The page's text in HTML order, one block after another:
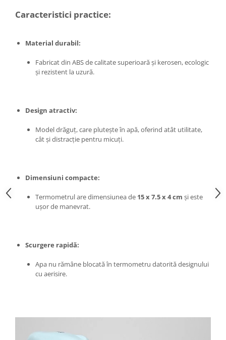
Aparate de spalat cu presiune
Articole si accesorii pentru baie
Baterii bucatarie
Baterii cada
Chiuvete bucatarie compozit
Chiuvete inox
Coloane de dus
Tapet 3D Autoadeziv
Climatizare si echipamente de
incalzire
Echipamente pt incalzire
Paturi electrice cu incalzire
Kituri de siguranta si supravietuire
Kit-uri siguranta auto
Caracteristici practice:
Material durabil:
Fabricat din ABS de calitate superioară și kerosen, ecologic
și rezistent la uzură.
Design atractiv:
Model drăguț, care plutește în apă, oferind atât utilitate,
cât și distracție pentru micuți.
Dimensiuni compacte:
Termometrul are dimensiunea de 15 x 7.5 x 4 cm și este
ușor de manevrat.
Scurgere rapidă:
Apa nu rămâne blocată în termometru datorită designului
cu aerisire.